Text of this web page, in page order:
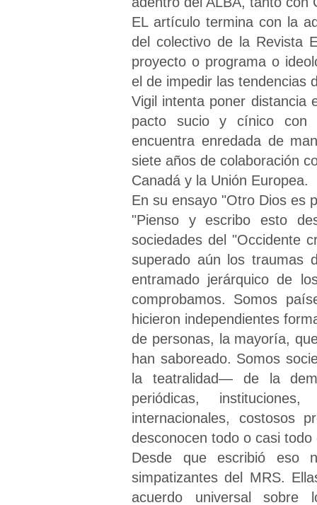
EL artículo termina con la
del colectivo de la Revista
proyecto o programa o
el de impedir las tendencias
Vigil intenta poner distancia
pacto sucio y cínico con
encuentra enredada de
siete años de colaboración
Canadá y la Unión Europea.
En su ensayo "Otro Dios es
"Pienso y escribo esto
sociedades del "Occidente
superado aún los traumas
entramado jerárquico de
comprobamos. Somos
hicieron independientes
de personas, la mayoría,
han saboreado. Somos
la teatralidad— de la
periódicas,
internacionales, costosos
desconocen todo o casi
Desde que escribió eso
simpatizantes del MRS.
acuerdo universal sobre